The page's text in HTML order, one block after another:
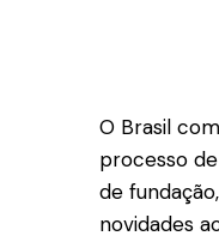
O Brasil
processo
de
novidades